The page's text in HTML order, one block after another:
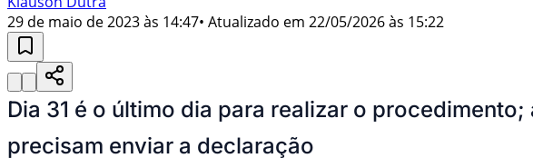
29 de maio de 2023 às 14:47• Atualizado em 22/05/2026 às 15:22
Dia 31 é o último dia para realizar o
precisam enviar a declaração